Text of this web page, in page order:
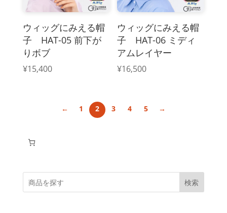
ウィッグにみえる帽
子 HAT-05 前下が
りボブ
¥15,400
ウィッグにみえる帽
子 HAT-06 ミディ
アムレイヤー
¥16,500
← 1 2 3 4 5 →
検索